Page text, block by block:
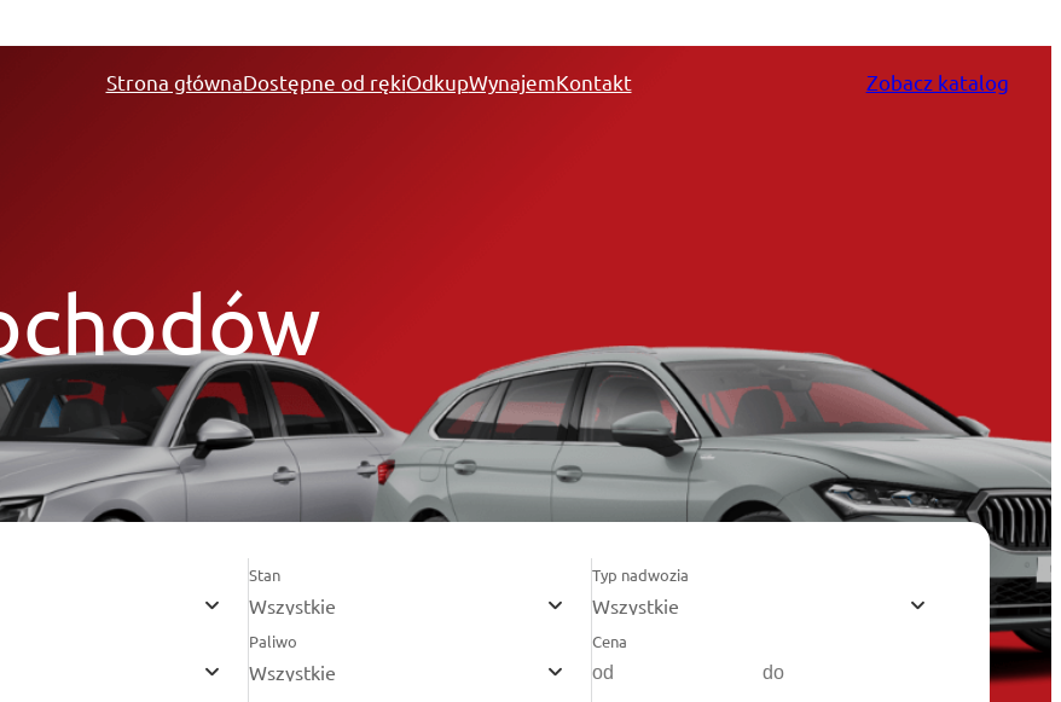
Strona głównaDostępne od rękiOdkupWynajemKontakt Zobacz katalog
Stan
Wszystkie
Typ nadwozia
Wszystkie
Paliwo
Wszystkie
Cena